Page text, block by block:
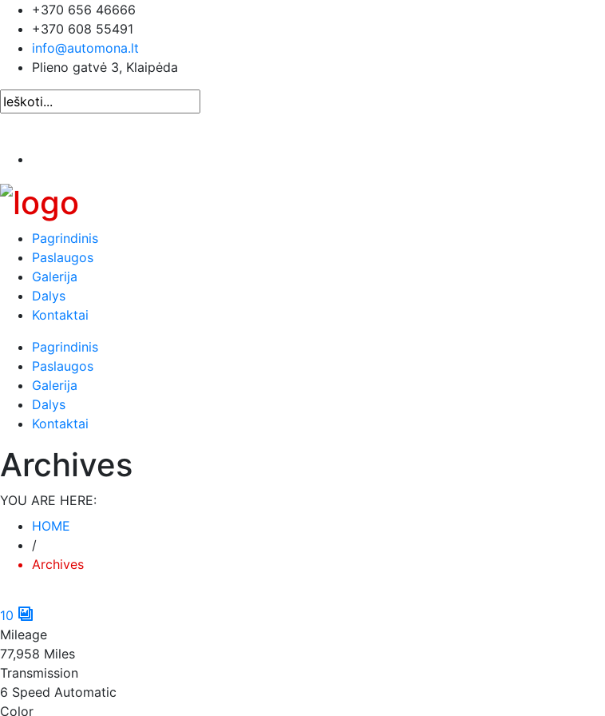
+370 656 46666
+370 608 55491
info@automona.lt
Plieno gatvė 3, Klaipėda
Pagrindinis
Paslaugos
Galerija
Dalys
Kontaktai
Pagrindinis
Paslaugos
Galerija
Dalys
Kontaktai
Archives
YOU ARE HERE:
HOME
/
Archives
10
Mileage
77,958 Miles
Transmission
6 Speed Automatic
Color
Būtinieji
Šiais
slapukais
aktyvinamos
svetainės
naršymo ar
funkcijos. Be
svetainė
tinkamai
neveiks.
Analitiniai
Analitiniai
(arba
statistikos)
slapukai
renka
anoniminę